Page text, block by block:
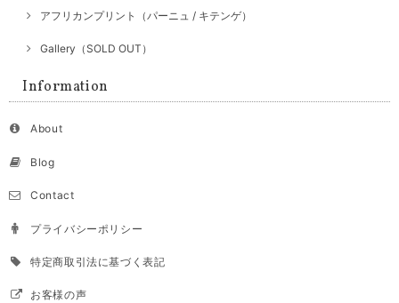
アフリカンプリント（パーニュ / キテンゲ）
Gallery（SOLD OUT）
Information
About
Blog
Contact
プライバシーポリシー
特定商取引法に基づく表記
お客様の声